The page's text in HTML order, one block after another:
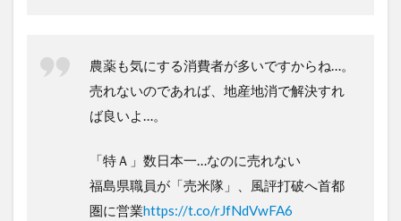
農薬も気にする消費者が多いですからね…。
売れないのであれば、地産地消で解決すれ
ば良いよ…。
「特Ａ」数日本一…なのに売れない
福島県職員が「売米隊」、風評打破へ首都
圏に営業https://t.co/rJfNdVwFA6